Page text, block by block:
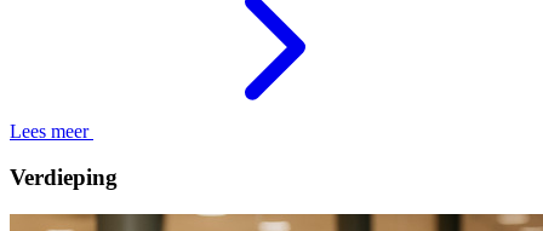
Lees meer
Verdieping